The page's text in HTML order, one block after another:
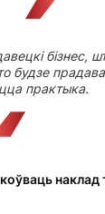
бізнес,
будзе
практыка.
наклад